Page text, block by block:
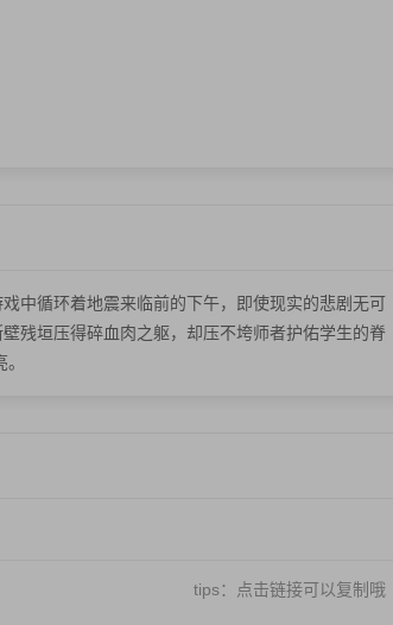
中循环着地震来临前的下午，即使现实的悲剧无可
残垣压得碎血肉之躯，却压不垮师者护佑学生的脊
tips：点击链接可以复制哦